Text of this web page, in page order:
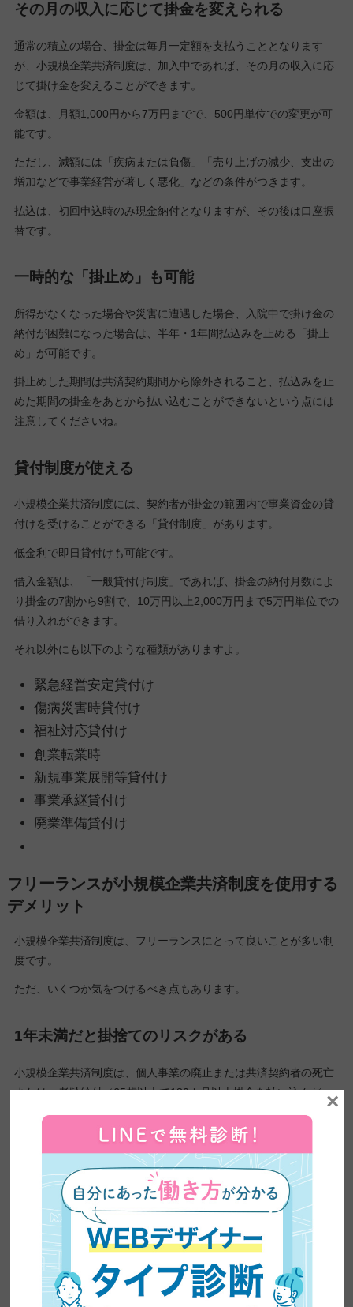
その月の収入に応じて掛金を変えられる
通常の積立の場合、掛金は毎月一定額を支払うこととなります
が、小規模企業共済制度は、加入中であれば、その月の収入に応
じて掛け金を変えることができます。
金額は、月額1,000円から7万円までで、500円単位での変更が可
能です。
ただし、減額には「疾病または負傷」「売り上げの減少、支出の
増加などで事業経営が著しく悪化」などの条件がつきます。
払込は、初回申込時のみ現金納付となりますが、その後は口座振
替です。
一時的な「掛止め」も可能
所得がなくなった場合や災害に遭遇した場合、入院中で掛け金の
納付が困難になった場合は、半年・1年間払込みを止める「掛止
め」が可能です。
掛止めした期間は共済契約期間から除外されること、払込みを止
めた期間の掛金をあとから払い込むことができないという点には
注意してくださいね。
貸付制度が使える
小規模企業共済制度には、契約者が掛金の範囲内で事業資金の貸
付けを受けることができる「貸付制度」があります。
低金利で即日貸付けも可能です。
借入金額は、「一般貸付け制度」であれば、掛金の納付月数によ
り掛金の7割から9割で、10万円以上2,000万円まで5万円単位での
借り入れができます。
それ以外にも以下のような種類がありますよ。
緊急経営安定貸付け
傷病災害時貸付け
福祉対応貸付け
創業転業時
新規事業展開等貸付け
事業承継貸付け
廃業準備貸付け
フリーランスが小規模企業共済制度を使用する
デメリット
小規模企業共済制度は、フリーランスにとって良いことが多い制
度です。
ただ、いくつか気をつけるべき点もあります。
1年未満だと掛捨てのリスクがある
小規模企業共済制度は、個人事業の廃止または共済契約者の死亡
または、老齢給付（65歳以上で180カ月以上掛金を払い込んだ
解約時に納付月数が1年未満の場合は解約手当金が受け取
れず掛け捨てとなります。
1年以上の滞納などで契約が強制解除された場合は、任意解約と
同じ扱いになるので注意しましょう。
20年以上契約しないと損
納付年数が20年未満で任意解約をした場合、受取金額が掛金総額
を下回ってしまい元本割れを起こします。
×